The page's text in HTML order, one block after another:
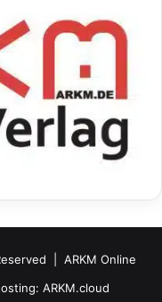
| ARKM Online
ARKM.cloud